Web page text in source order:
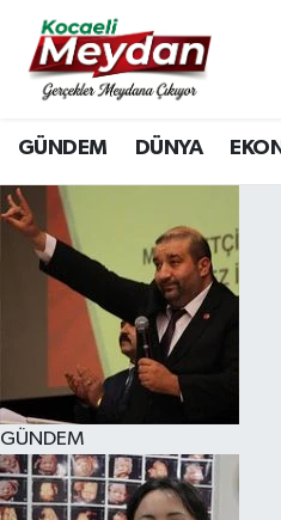
GÜNDEM DÜNYA
GÜNDEM
Nöbetçi Eczaneler
Hava Durumu
Trafik Durumu
Süper Lig Puan
Tüm Manşetler
Son Dakika Haberleri
Haber Arşivi